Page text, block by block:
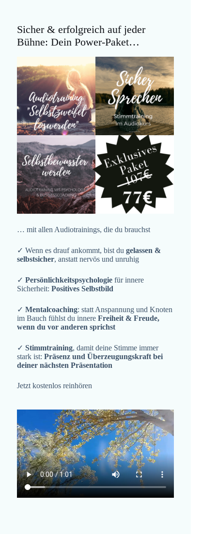
Sicher & erfolgreich auf jeder
Bühne: Dein Power-Paket…
… mit allen Audiotrainings, die du brauchst
✓ Wenn es drauf ankommt, bist du gelassen &
selbstsicher, anstatt nervös und unruhig
✓ Persönlichkeitspsychologie für innere
Sicherheit: Positives Selbstbild
✓ Mentalcoaching: statt Anspannung und Knoten
im Bauch fühlst du innere Freiheit & Freude,
wenn du vor anderen sprichst
✓ Stimmtraining, damit deine Stimme immer
stark ist: Präsenz und Überzeugungskraft bei
deiner nächsten Präsentation
Jetzt kostenlos reinhören